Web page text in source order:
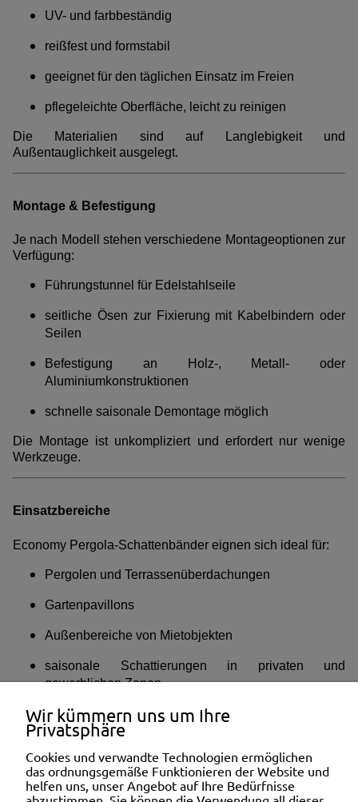
UV- und farbbeständig
reißfest und formstabil
geeignet für den täglichen Einsatz im Freien
pflegeleichte Oberfläche, leicht zu reinigen
Die Materialien sind auf Langlebigkeit und
Außentauglichkeit ausgelegt.
Montage & Befestigung
Je nach Modell stehen verschiedene Montageoptionen zur
Verfügung:
Führungstunnel für Edelstahlseile
seitliche Ösen zur Fixierung mit Kabelbindern oder
Seilen
Befestigung an Holz-, Metall- oder
Aluminiumkonstruktionen
schnelle saisonale Demontage möglich
Die Montage ist unkompliziert und erfordert nur wenige
Werkzeuge.
Einsatzbereiche
Economy Pergola-Schattenbänder eignen sich ideal für:
Pergolen und Terrassenüberdachungen
Gartenpavillons
Außenbereiche von Mietobjekten
saisonale Schattierungen in privaten und
gewerblichen Zonen
Pool- und Loungebereiche
Sie schaffen eine angenehme Beschattung und
verbessern den Komfort im Außenbereich.
Wir kümmern uns um Ihre
Privatsphäre
Cookies und verwandte Technologien ermöglichen
das ordnungsgemäße Funktionieren der Website und
helfen uns, unser Angebot auf Ihre Bedürfnisse